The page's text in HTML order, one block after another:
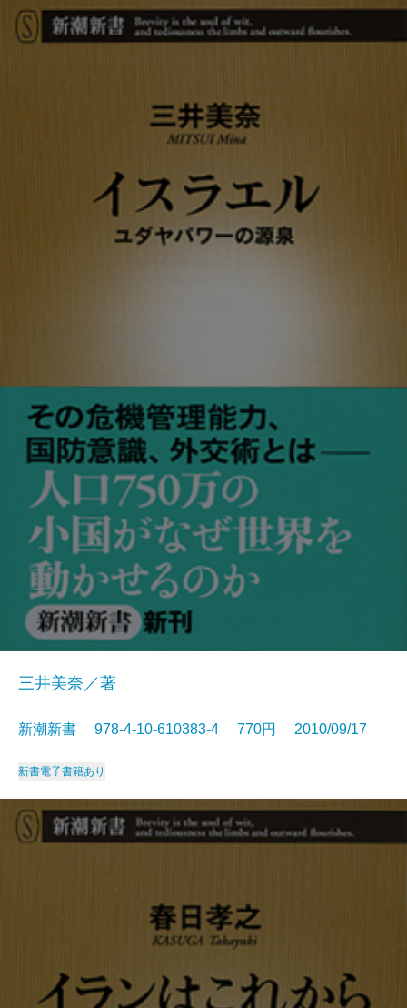
三井美奈／著
新潮新書 978-4-10-610383-4 770円 2010/09/17
新書電子書籍あり